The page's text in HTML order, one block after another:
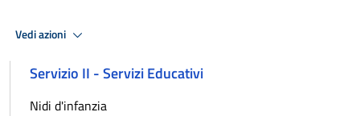
Vedi azioni
Servizio II - Servizi Educativi
Nidi d'infanzia